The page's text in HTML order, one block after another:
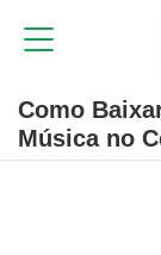
Como
Música no